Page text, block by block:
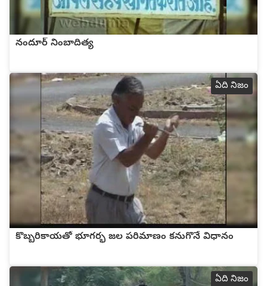
నందూర్ నింబాదిత్య
ఏది నిజం
కొబ్బరికాయతో భూగర్భ జల పరిమాణం కనుగొనే విధానం
ఏది నిజం